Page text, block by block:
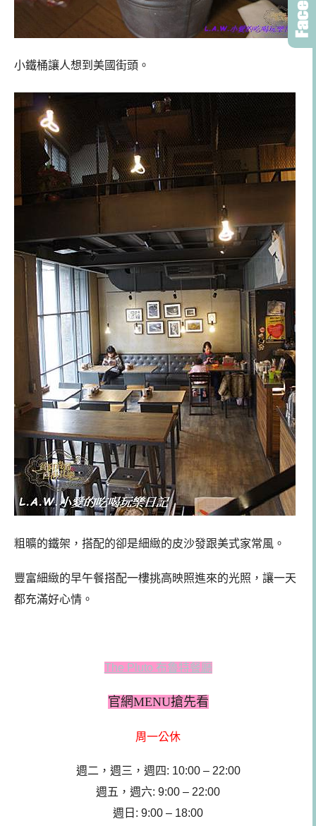
小鐵桶讓人想到美國街頭。
粗曠的鐵架，搭配的卻是細緻的皮沙發跟美式家常風。
豐富細緻的早午餐搭配一樓挑高映照進來的光照，讓一天
都充滿好心情。
The Pluto 布魯特餐廳
官網MENU搶先看
周一公休
週二， 週三， 週四: 10:00 – 22:00
週五，週六: 9:00 – 22:00
週日 : 9:00 – 18:00